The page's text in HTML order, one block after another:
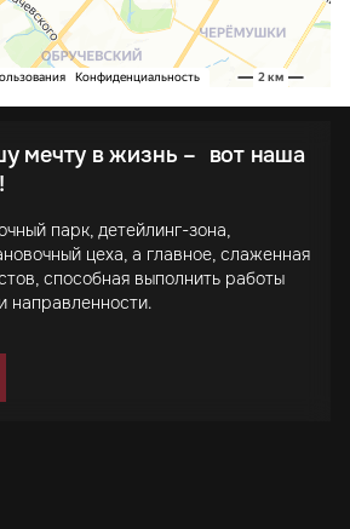
мечту в жизнь – вот наша
парк, детейлинг-зона,
цеха, а главное, слаженная
способная выполнить работы
направленности.